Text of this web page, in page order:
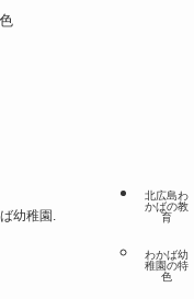
幼稚園.
北広島わ
かばの教
育
わかば幼
稚園の特
色